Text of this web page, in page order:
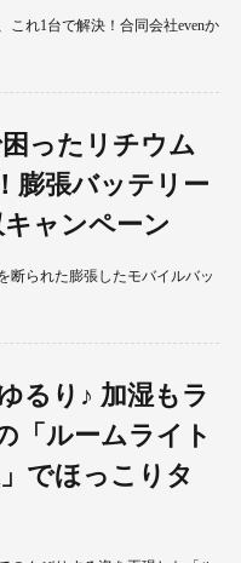
これ1台で解決！合同会社evenか
困ったリチウム
膨張バッテリー
ャンペーン
断られた膨張したモバイルバッ
るり♪ 加湿もラ
「ルームライト
でほっこりタ